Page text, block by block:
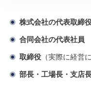
株式会社の代表取締
合同会社の代表社員
取締役 （実際に経営
部長・工場長・支店